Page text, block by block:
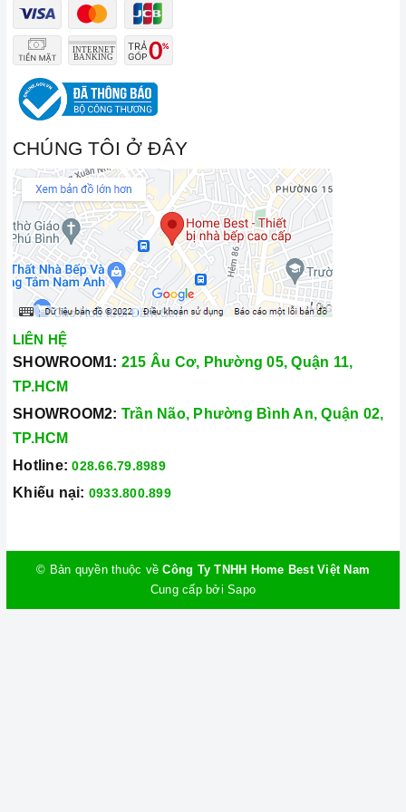
Đến với Home Best, chúng tôi tự hào cung cấp đến khách hàng
tiếng, cam kết về chất lượng và nguồn gốc sản phẩm chính
hãng. Chúng tôi tự tin mang đến cho quý khách hàng dịch vụ
chăm sóc khách hàng tận tâm và chính sách bảo hành, hậu
mãi chuyên nghiệp nhất.
Xem thêm tại đây: Home Best Care - Trung tâm bảo trì, sửa
chữa thiết bị nhà bếp cao cấp
CHÚNG TÔI Ở ĐÂY
LIÊN HỆ
SHOWROOM1: 215 Âu Cơ, Phường 05, Quận 11,
TP.HCM
SHOWROOM2: Trần Não, Phường Bình An, Quận 02,
TP.HCM
Hotline: 028.66.79.8989
Khiếu nại: 0933.800.899
© Bản quyền thuộc vềCông Ty TNHH Home Best Việt Nam
Cung cấp bởiSapo